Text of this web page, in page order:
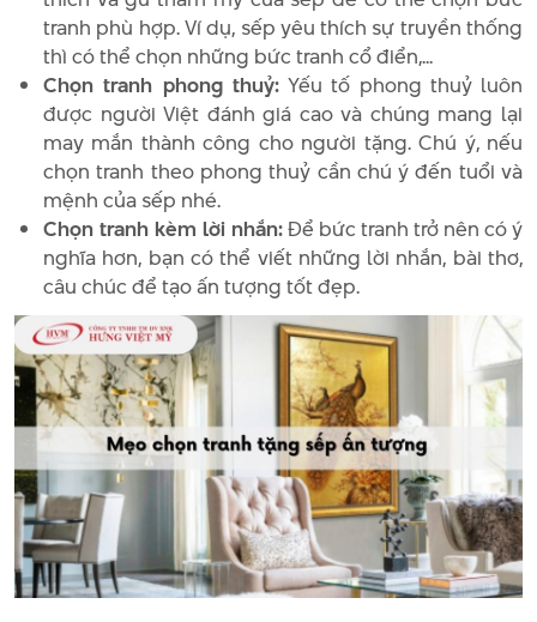
tranh phù hợp. Ví dụ, sếp yêu thích sự truyền thống
thì có thể chọn những bức tranh cổ điển,...
Chọn tranh phong thuỷ:Yếu tố phong thuỷ luôn
được người Việt đánh giá cao và chúng mang lại
may mắn thành công cho người tặng. Chú ý, nếu
chọn tranh theo phong thuỷ cần chú ý đến tuổi và
mệnh của sếp nhé.
Chọn tranh kèm lời nhắn:Để bức tranh trở nên có ý
nghĩa hơn, bạn có thể viết những lời nhắn, bài thơ,
câu chúc để tạo ấn tượng tốt đẹp.